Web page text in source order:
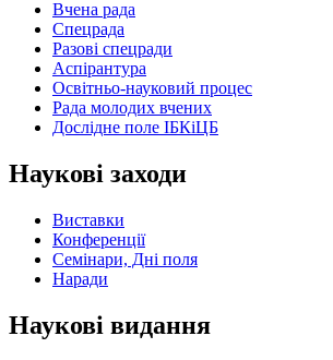
Вчена рада
Спецрада
Разові спецради
Аспірантура
Освітньо-науковий процес
Рада молодих вчених
Дослідне поле ІБКіЦБ
Наукові заходи
Виставки
Конференції
Семінари, Дні поля
Наради
Наукові видання